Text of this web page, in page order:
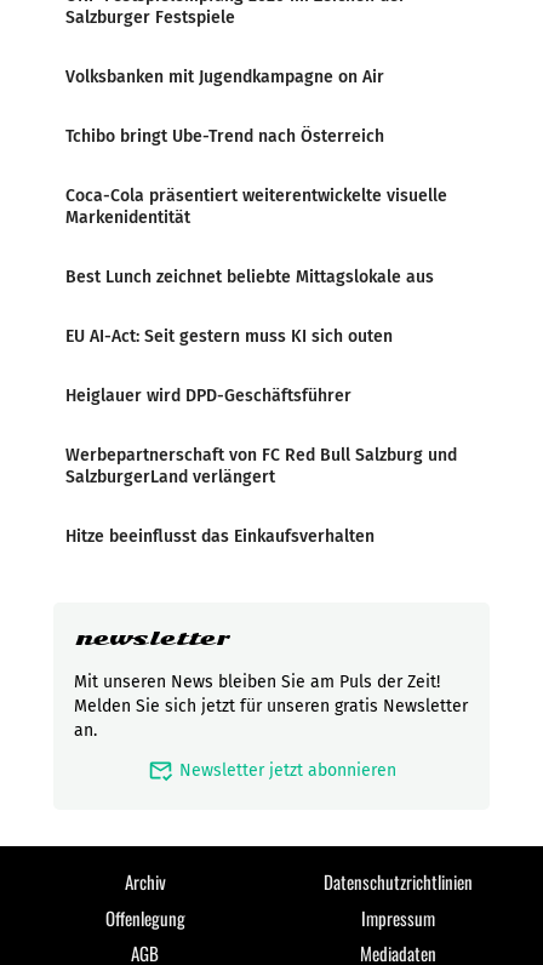
Salzburger Festspiele
Volksbanken mit Jugendkampagne on Air
Tchibo bringt Ube-Trend nach Österreich
Coca-Cola präsentiert weiterentwickelte visuelle
Markenidentität
Best Lunch zeichnet beliebte Mittagslokale aus
EU AI-Act: Seit gestern muss KI sich outen
Heiglauer wird DPD-Geschäftsführer
Werbepartnerschaft von FC Red Bull Salzburg und
SalzburgerLand verlängert
Hitze beeinflusst das Einkaufsverhalten
newsletter
Mit unseren News bleiben Sie am Puls der Zeit!
Melden Sie sich jetzt für unseren gratis Newsletter
an.
mark_email_read Newsletter jetzt abonnieren
Archiv
Datenschutzrichtlinien
Offenlegung
Impressum
AGB
Mediadaten